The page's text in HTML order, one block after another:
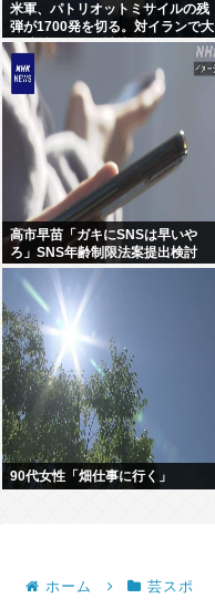
米軍、パトリオットミサイルの残
弾が1700発を切る。対イランで大
量消耗した分を補填するのに2年
以上かかる模様。
高市早苗「ガキにSNSは早いや
ろ」SNS年齢制限法案提出検討
90代女性「畑仕事に行く」
ホーム 芸スポ